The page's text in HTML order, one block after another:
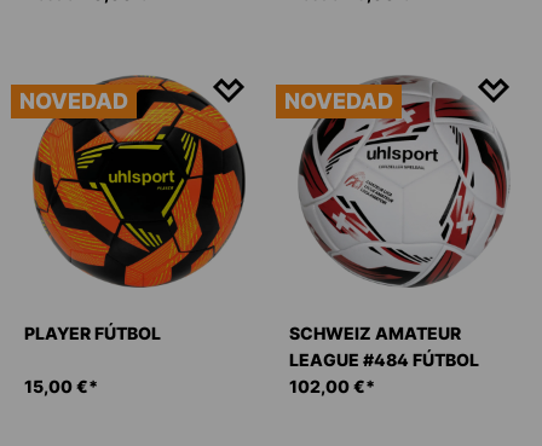
NOVEDAD
PLAYER FÚTBOL
15,00 €*
NOVEDAD
SCHWEIZ AMATEUR
LEAGUE #484 FÚTBOL
102,00 €*